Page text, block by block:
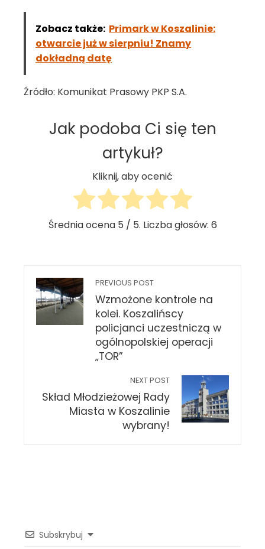
Zobacz także: Primark w Koszalinie:
otwarcie już w sierpniu! Znamy
dokładną datę
Źródło: Komunikat Prasowy PKP S.A.
Jak podoba Ci się ten
artykuł?
Kliknij, aby ocenić
Średnia ocena 5 / 5. Liczba głosów: 6
PREVIOUS POST
Wzmożone kontrole na
kolei. Koszalińscy
policjanci uczestniczą w
ogólnopolskiej operacji
„TOR”
NEXT POST
Skład Młodzieżowej Rady
Miasta w Koszalinie
wybrany!
Subskrybuj